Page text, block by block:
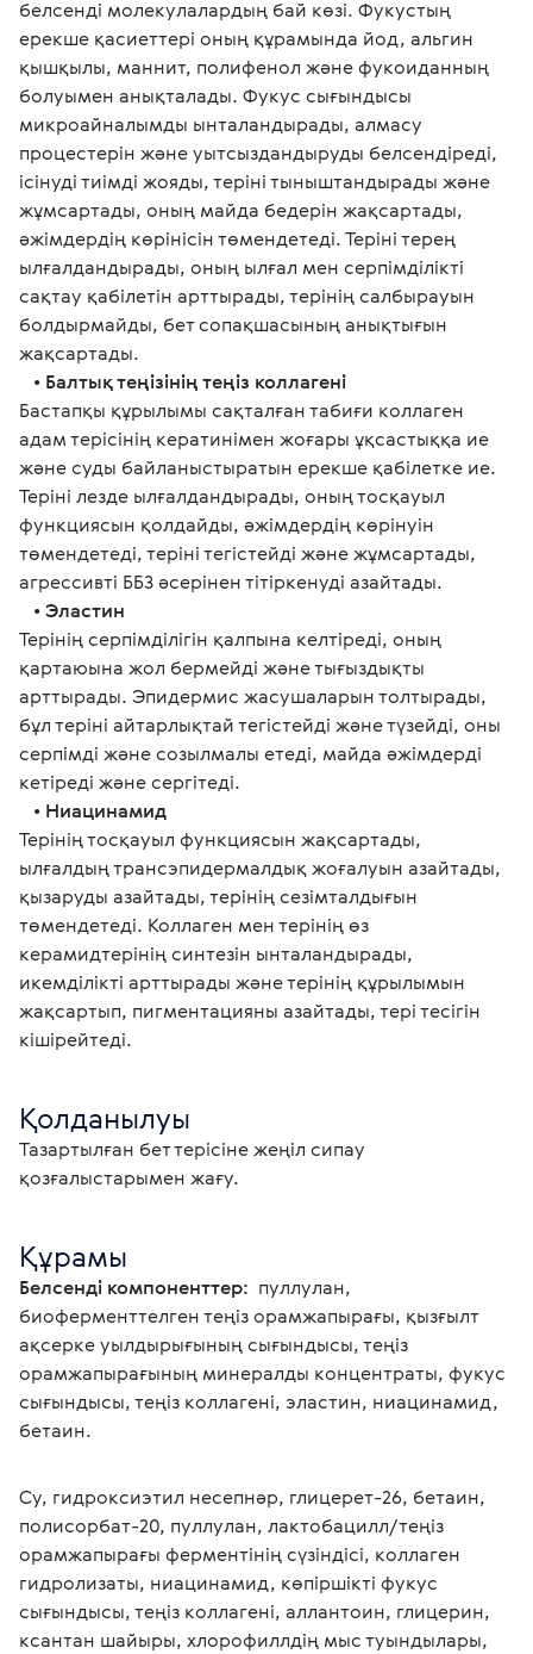
белсенді молекулалардың бай көзі. Фукустың
ерекше қасиеттері оның құрамында йод, альгин
қышқылы, маннит, полифенол және фукоиданның
болуымен анықталады. Фукус сығындысы
микроайналымды ынталандырады, алмасу
процестерін және уытсыздандыруды белсендіреді,
ісінуді тиімді жояды, теріні тыныштандырады және
жұмсартады, оның майда бедерін жақсартады,
әжімдердің көрінісін төмендетеді. Теріні терең
ылғалдандырады, оның ылғал мен серпімділікті
сақтау қабілетін арттырады, терінің салбырауын
болдырмайды, бет сопақшасының анықтығын
жақсартады.
• Балтық теңізінің теңіз коллагені
Бастапқы құрылымы сақталған табиғи коллаген
адам терісінің кератинімен жоғары ұқсастыққа ие
және суды байланыстыратын ерекше қабілетке ие.
Теріні лезде ылғалдандырады, оның тосқауыл
функциясын қолдайды, әжімдердің көрінуін
төмендетеді, теріні тегістейді және жұмсартады,
агрессивті ББЗ әсерінен тітіркенуді азайтады.
• Эластин
Терінің серпімділігін қалпына келтіреді, оның
қартаюына жол бермейді және тығыздықты
арттырады. Эпидермис жасушаларын толтырады,
бұл теріні айтарлықтай тегістейді және түзейді, оны
серпімді және созылмалы етеді, майда әжімдерді
кетіреді және сергітеді.
• Ниацинамид
Терінің тосқауыл функциясын жақсартады,
ылғалдың трансэпидермалдық жоғалуын азайтады,
қызаруды азайтады, терінің сезімталдығын
төмендетеді. Коллаген мен терінің өз
керамидтерінің синтезін ынталандырады,
икемділікті арттырады және терінің құрылымын
жақсартып, пигментацияны азайтады, тері тесігін
кішірейтеді.
Қолданылуы
Тазартылған бет терісіне жеңіл сипау
қозғалыстарымен жағу.
Құрамы
Белсенді компоненттер:
  пуллулан,
биоферменттелген теңіз орамжапырағы, қызғылт
ақсерке уылдырығының сығындысы, теңіз
орамжапырағының минералды концентраты, фукус
сығындысы, теңіз коллагені, эластин, ниацинамид,
бетаин.
Су, гидроксиэтил несепнәр, глицерет-26, бетаин,
полисорбат-20, пуллулан, лактобацилл/теңіз
орамжапырағы ферментінің сүзіндісі, коллаген
гидролизаты, ниацинамид, көпіршікті фукус
сығындысы, теңіз коллагені, аллантоин, глицерин,
ксантан шайыры, хлорофиллдің мыс туындылары,